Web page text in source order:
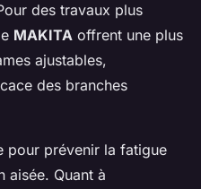
des travaux plus
MAKITA offrent une plus
ajustables,
des branches
pour prévenir la fatigue
aisée. Quant à